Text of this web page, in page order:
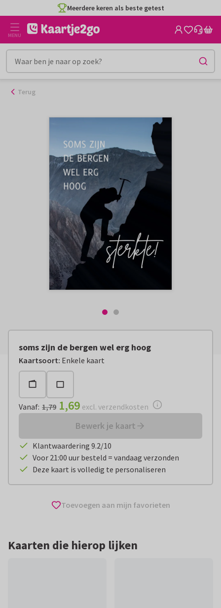
naar
inhoud
Meerdere keren als beste getest
MENU
Terug
soms zijn de bergen wel erg hoog
Kaartsoort: Enkele kaart
Vanaf: € 1,69 excl. verzendkosten
Vanaf: 1,79 1,69 excl. verzendkosten
Bewerk je kaart
Klantwaardering 9.2/10
Voor 21:00 uur besteld = vandaag verzonden
Deze kaart is volledig te personaliseren
Toevoegen aan mijn favorieten
Kaarten die hierop lijken